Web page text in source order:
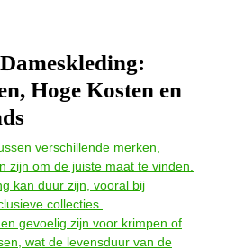
Hoge Kosten en
verschillende merken,
zijn om de juiste maat te vinden.
kan duur zijn, vooral bij
collecties.
gevoelig zijn voor krimpen of
wat de levensduur van de